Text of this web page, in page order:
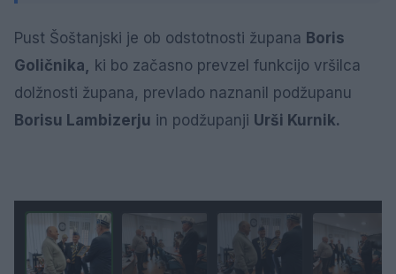
Pust Šoštanjski je ob odstotnosti župana Boris
Goličnika, ki bo začasno prevzel funkcijo vršilca
dolžnosti župana, prevlado naznanil podžupanu
Borisu Lambizerju in podžupanji Urši Kurnik.